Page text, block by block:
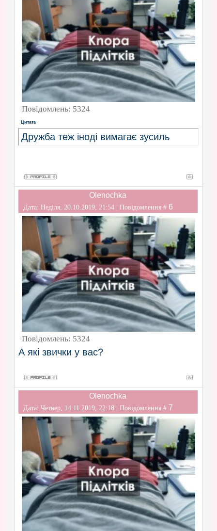
Повідомлень: 5324
Цитата
Дружба теж іноді вимагає зусиль
Olenochka
Дата: Неділя, 20.10.2019, 21:54 | Повідомлення # 6
Повідомлень: 5324
А які звички у вас?
Olenochka
Дата: Четвер, 14.11.2019, 22:18 | Повідомлення # 7